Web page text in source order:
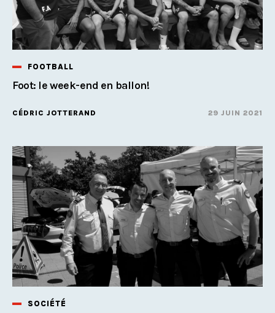
FOOTBALL
Foot: le week-end en ballon!
CÉDRIC JOTTERAND 29 JUIN 2021
SOCIÉTÉ